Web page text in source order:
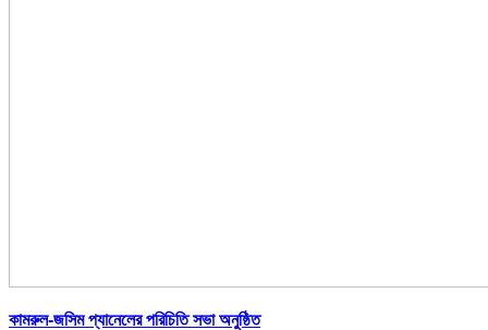
কামরুল-জসিম প্যানেলের পরিচিতি সভা অনুষ্ঠিত